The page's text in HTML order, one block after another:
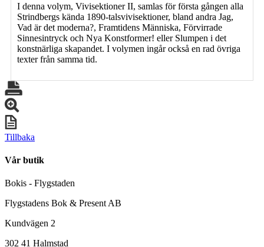
I denna volym, Vivisektioner II, samlas för första gången alla
Strindbergs kända 1890-talsvivisektioner, bland andra Jag,
Vad är det moderna?, Framtidens Människa, Förvirrade
Sinnesintryck och Nya Konstformer! eller Slumpen i det
konstnärliga skapandet. I volymen ingår också en rad övriga
texter från samma tid.
Tillbaka
Vår butik
Bokis - Flygstaden
Flygstadens Bok & Present AB
Kundvägen 2
302 41 Halmstad